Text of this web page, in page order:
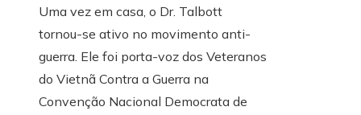
Uma vez em casa, o Dr. Talbott
tornou-se ativo no movimento anti-
guerra. Ele foi porta-voz dos Veteranos
do Vietnã Contra a Guerra na
Convenção Nacional Democrata de